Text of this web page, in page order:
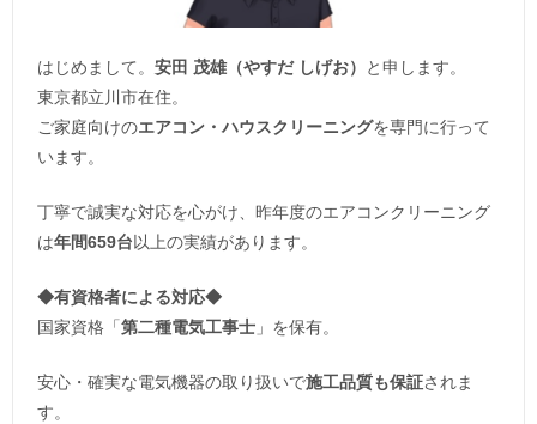
はじめまして。 安田 茂雄（やすだ しげお）
と申します。
東京都立川市在住。
ご家庭向けのエアコン・ハウスクリーニングを専門に行って
います。
丁寧で誠実な対応を心がけ、昨年度のエアコンクリーニング
は年間659台以上の実績があります。
◆有資格者による対応◆
国家資格「 第二種電気工事士 」を保有。
安心・確実な電気機器の取り扱いで施工品質も保証されま
す。